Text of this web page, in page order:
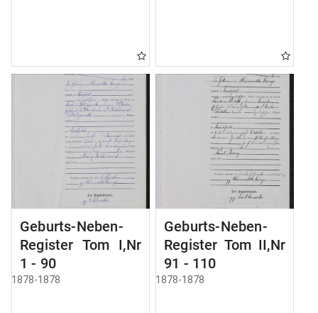
Geburts-Neben-
Register Tom I,Nr
1 - 90
1878-1878
Geburts-Neben-
Register Tom II,Nr
91 - 110
1878-1878